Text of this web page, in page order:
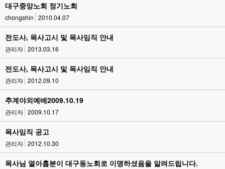
대구중앙노회 정기노회
chongshin 2010.04.07
전도사, 목사고시 및 목사임직 안내
관리자 2013.03.16
전도사, 목사고시 및 목사임직 안내
관리자 2012.09.10
추계야외예배2009.10.19
관리자 2009.10.17
목사임직 공고
관리자 2012.10.30
목사님 열아홉분이 대구동노회로 이명하셨음을 알려드립니다.